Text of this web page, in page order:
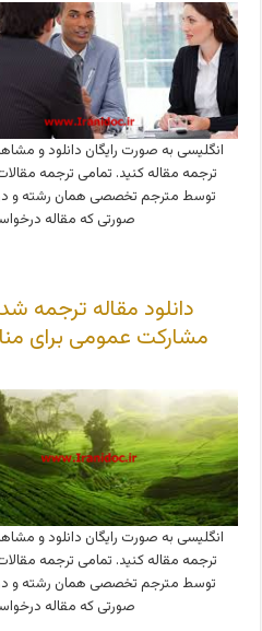
انگلیسی به صورت رایگان دانلود و
ترجمه مقاله کنید. تمامی ترجمه
توسط مترجم تخصصی همان رشته و در
صورتی که مقاله
دانلود مقاله ترجمه
مشارکت عمومی برای
انگلیسی به صورت رایگان دانلود و
ترجمه مقاله کنید. تمامی ترجمه
توسط مترجم تخصصی همان رشته و در
صورتی که مقاله